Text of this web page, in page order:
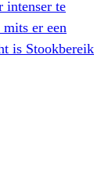
intenser te
er een
is Stookbereik